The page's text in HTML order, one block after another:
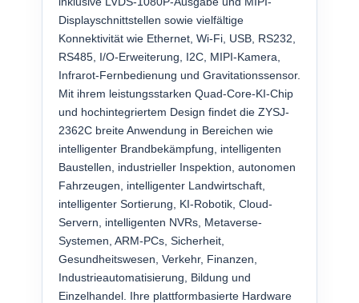
Displayschnittstellen sowie vielfältige
Konnektivität wie Ethernet, Wi-Fi, USB, RS232,
RS485, I/O-Erweiterung, I2C, MIPI-Kamera,
Infrarot-Fernbedienung und Gravitationssensor.
Mit ihrem leistungsstarken Quad-Core-KI-Chip
und hochintegriertem Design findet die ZYSJ-
2362C breite Anwendung in Bereichen wie
intelligenter Brandbekämpfung, intelligenten
Baustellen, industrieller Inspektion, autonomen
Fahrzeugen, intelligenter Landwirtschaft,
intelligenter Sortierung, KI-Robotik, Cloud-
Servern, intelligenten NVRs, Metaverse-
Systemen, ARM-PCs, Sicherheit,
Gesundheitswesen, Verkehr, Finanzen,
Industrieautomatisierung, Bildung und
Einzelhandel. Ihre plattformbasierte Hardware